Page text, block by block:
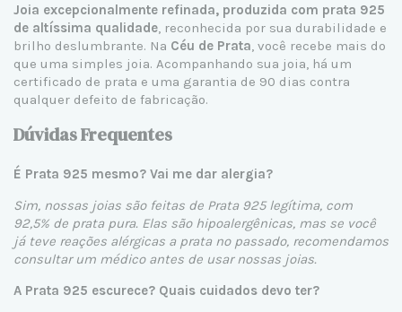
Joia excepcionalmente refinada, produzida com prata 925
de altíssima qualidade, reconhecida por sua durabilidade e
brilho deslumbrante. Na Céu de Prata, você recebe mais do
que uma simples joia. Acompanhando sua joia, há um
certificado de prata e uma garantia de 90 dias contra
qualquer defeito de fabricação.
Dúvidas Frequentes
É Prata 925 mesmo? Vai me dar alergia?
Sim, nossas joias são feitas de Prata 925 legítima, com
92,5% de prata pura. Elas são hipoalergênicas, mas se você
já teve reações alérgicas a prata no passado, recomendamos
consultar um médico antes de usar nossas joias.
A Prata 925 escurece? Quais cuidados devo ter?